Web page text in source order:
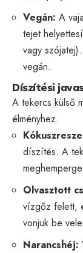
Vegán: A
tejet
vagy
vegán.
Díszítési
A tekercs külső
élményhez.
díszítés. A
Olvasztott
vízgőz felett,
vonjuk be
Narancshéj: